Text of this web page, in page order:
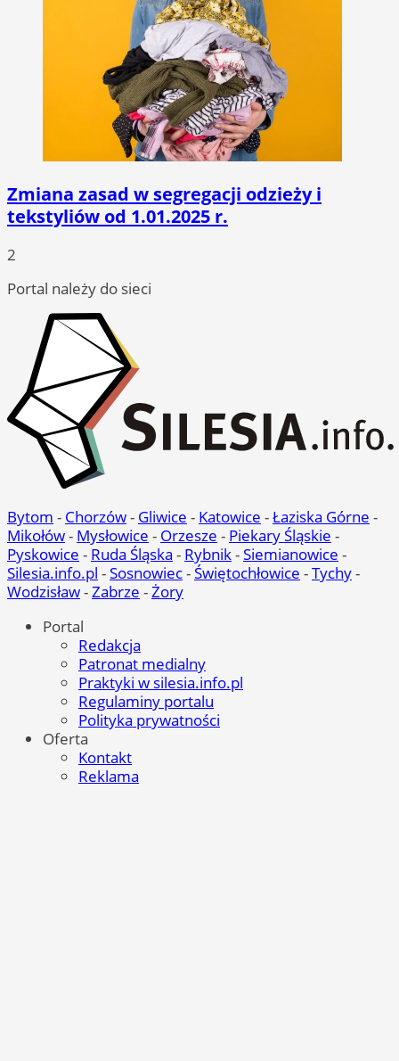
Zmiana zasad w segregacji odzieży i
tekstyliów od 1.01.2025 r.
2
Portal należy do sieci
Bytom - Chorzów- Gliwice - Katowice -Łaziska Górne -
Mikołów- Mysłowice - Orzesze - Piekary Śląskie -
Pyskowice - Ruda Śląska - Rybnik-Siemianowice -
Silesia.info.pl -Sosnowiec-Świętochłowice -Tychy-
Wodzisław-Zabrze -Żory
Portal
Redakcja
Patronat medialny
Praktyki w silesia.info.pl
Regulaminy portalu
Polityka prywatności
Oferta
Kontakt
Reklama